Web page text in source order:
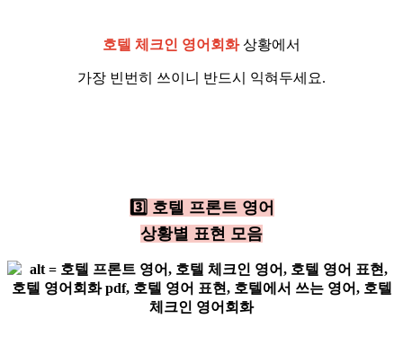
호텔 체크인 영어회화 상황에서
가장 빈번히 쓰이니 반드시 익혀두세요.
3️⃣ 호텔 프론트 영어
상황별 표현 모음